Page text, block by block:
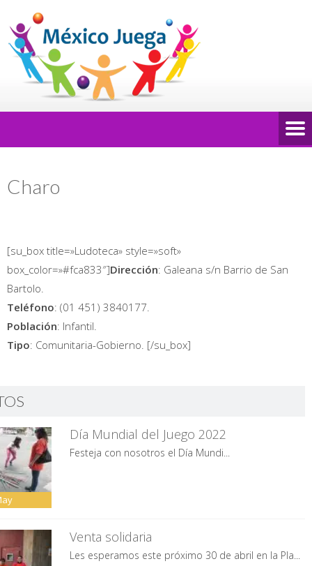
Charo
[su_box title=»Ludoteca» style=»soft»
box_color=»#fca833″]Dirección: Galeana s/n Barrio de San
Bartolo.
Teléfono: (01 451) 3840177.
Población: Infantil.
Tipo: Comunitaria-Gobierno. [/su_box]
Día Mundial del Juego 2022
Festeja con nosotros el Día Mundi...
Venta solidaria
Les esperamos este próximo 30 de abril en la Pla...